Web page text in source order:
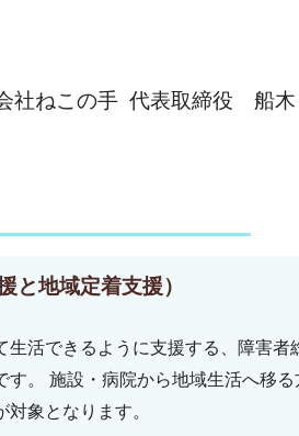
社ねこの手 代表取締役 船
と地域定着支援）
生活できるように支援する、障害者
す。 施設・病院から地域生活へ移る
象となります。